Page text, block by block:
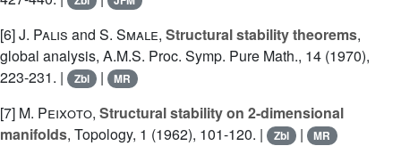
[6]J. Palis and S. Smale, Structural stability theorems,
global analysis, A.M.S. Proc. Symp. Pure Math., 14 (1970),
223-231. |
Zbl | MR
[7] M. Peixoto, Structural stability on 2-dimensional
manifolds, Topology, 1 (1962), 101-120. | Zbl | MR